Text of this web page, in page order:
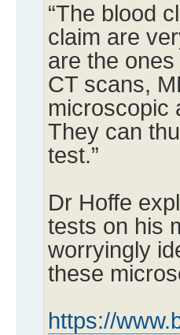
“The blood
claim are
are the
CT scans,
microscopic
They can
test.”
Dr Hoffe
tests on his
worryingly
these
https://